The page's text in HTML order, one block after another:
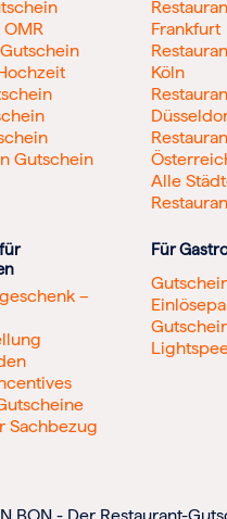
OMR
Gutschein
Frankfurt
Köln
Alle
–
Sachbezug
Für
BON - Der Restaurant-